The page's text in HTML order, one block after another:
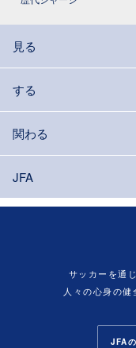
見る
する
関わる
JFA
サッカーを通
人々の心身の健
JFA